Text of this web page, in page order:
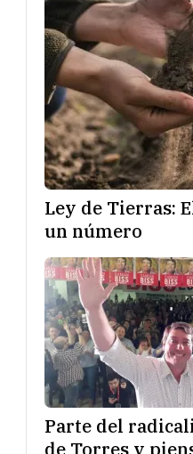
Ley de Tierras:
un número
Parte del